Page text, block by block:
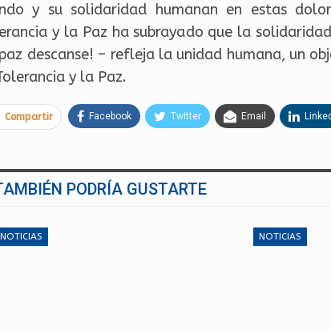
y su solidaridad humanan en estas
y la Paz ha subrayado que la
descanse! – refleja la unidad humana, un
y la Paz.
Compartir Facebook Twitter Email
PODRÍA GUSTARTE
NOTICIAS NOTICIAS